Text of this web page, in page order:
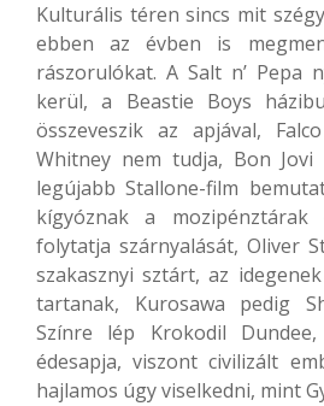
Kulturális téren sincs mit
ebben az évben is
rászorulókat. A Salt n’ Pepa
kerül, a Beastie Boys
összeveszik az apjával,
Whitney nem tudja, Bon Jovi
legújabb Stallone-film
kígyóznak a
folytatja szárnyalását, Oliver
szakasznyi sztárt, az
tartanak, Kurosawa pedig
Színre lép Krokodil
édesapja, viszont civilizált
hajlamos úgy viselkedni, mint